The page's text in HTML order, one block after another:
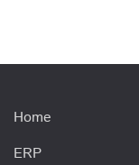
Home
ERP